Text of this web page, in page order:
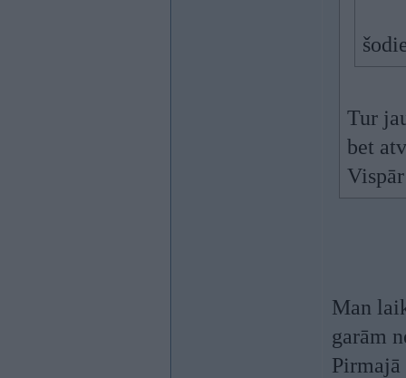
Tur
bet
Man
garām
Pirmajā